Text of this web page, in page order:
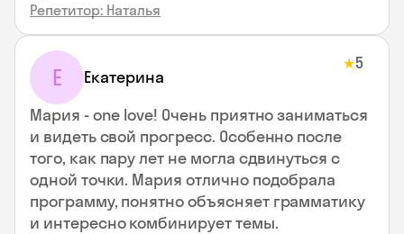
Репетитор: Наталья
Е Екатерина
★5
Мария - one love! Очень приятно заниматься
и видеть свой прогресс. Особенно после
того, как пару лет не могла сдвинуться с
одной точки. Мария отлично подобрала
программу, понятно объясняет грамматику
и интересно комбинирует темы.